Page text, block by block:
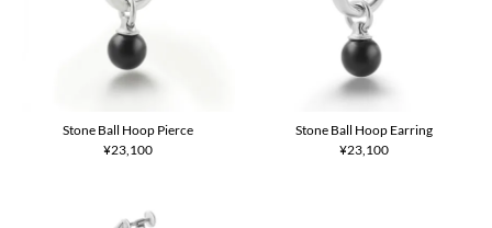
Stone Ball Hoop Pierce
¥23,100
Stone Ball Hoop Earring
¥23,100